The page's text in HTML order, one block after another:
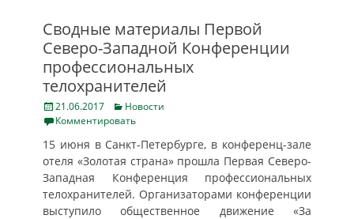
Сводные материалы Первой
Северо-Западной Конференции
профессиональных
телохранителей
Posted
on
21.06.2017 Categories
Новости
Комментировать
15 июня в Санкт-Петербурге, в конференц-зале
отеля «Золотая страна» прошла Первая Северо-
Западная Конференция профессиональных
телохранителей. Организаторами конференции
выступило общественное движение «За